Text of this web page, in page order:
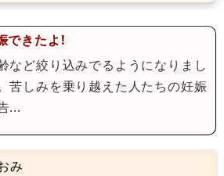
できたよ!
など絞り込みでるようになりまし
苦しみを乗り越えた人たちの妊娠
...
み